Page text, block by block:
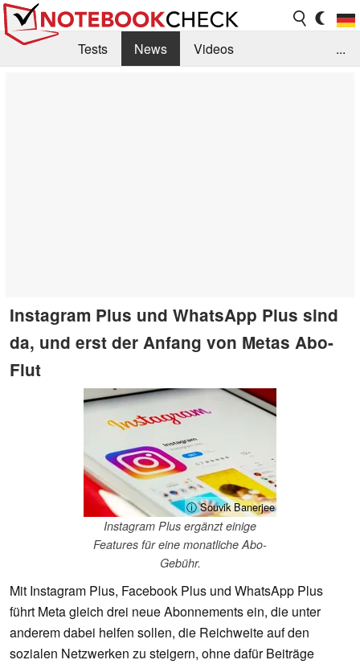
Tests News
Videos
...
Instagram Plus und WhatsApp Plus sind
da, und erst der Anfang von Metas Abo-
Flut
ⓘ Souvik Banerjee
Instagram Plus ergänzt einige
Features für eine monatliche Abo-
Gebühr.
Mit Instagram Plus, Facebook Plus und WhatsApp Plus
führt Meta gleich drei neue Abonnements ein, die unter
anderem dabei helfen sollen, die Reichweite auf den
sozialen Netzwerken zu steigern, ohne dafür Beiträge